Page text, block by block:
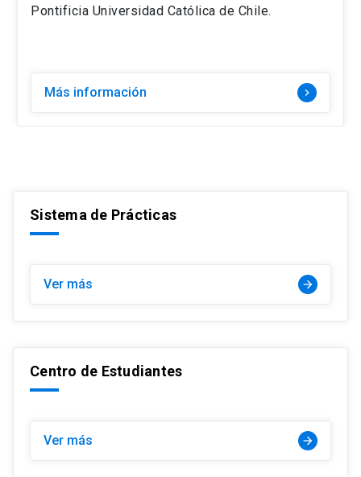
Pontificia Universidad Católica de Chile.
Más información navigate_next
Sistema de Prácticas
Ver más arrow_forward
Centro de Estudiantes
Ver más arrow_forward